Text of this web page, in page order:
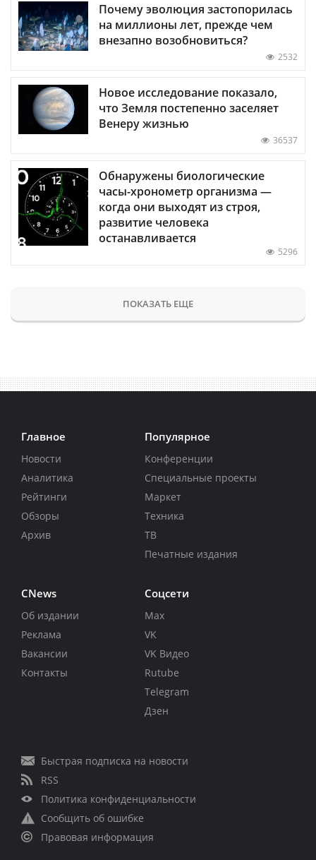
Почему эволюция застопорилась
на миллионы лет, прежде чем
внезапно возобновиться?
2532
Новое исследование показало,
что Земля постепенно заселяет
Венеру жизнью
36537
Обнаружены биологические
часы-хронометр организма —
когда они выходят из строя,
развитие человека
останавливается
5296
ПОКАЗАТЬ ЕЩЕ
Главное
Новости
Аналитика
Рейтинги
Обзоры
Архив
Популярное
Конференции
Специальные проекты
Маркет
Техника
ТВ
Печатные издания
CNews
Об издании
Реклама
Вакансии
Контакты
Соцсети
Max
VK
VK Видео
Rutube
Telegram
Дзен
Быстрая подписка на новости
RSS
Политика конфиденциальности
Сообщить об ошибке
Правовая информация